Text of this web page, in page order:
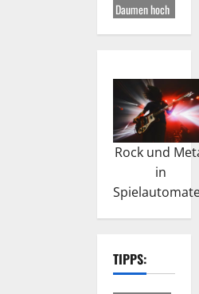
Daumen hoch
Rock und
in
TIPPS: